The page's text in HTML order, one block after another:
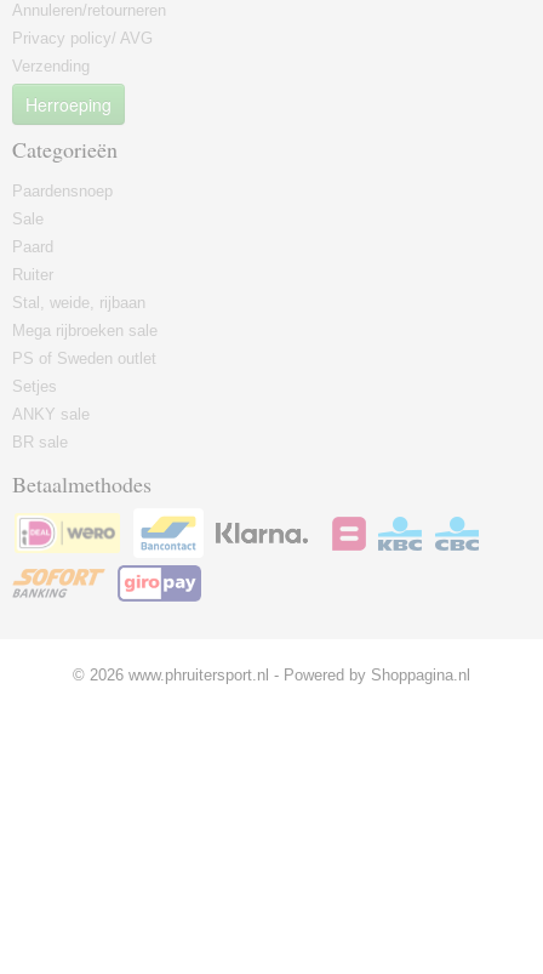
Annuleren/retourneren
Privacy policy/ AVG
Verzending
Herroeping
Categorieën
Paardensnoep
Sale
Paard
Ruiter
Stal, weide, rijbaan
Mega rijbroeken sale
PS of Sweden outlet
Setjes
ANKY sale
BR sale
Betaalmethodes
© 2026 www.phruitersport.nl - Powered by Shoppagina.nl